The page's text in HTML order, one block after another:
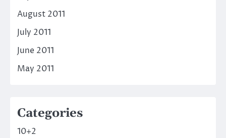
August 2011
July 2011
June 2011
May 2011
Categories
10+2